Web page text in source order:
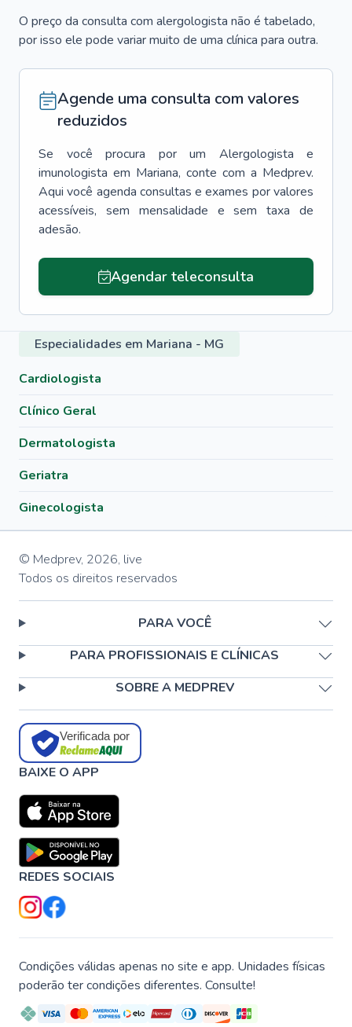
O preço da consulta com alergologista não é tabelado,
por isso ele pode variar muito de uma clínica para outra.
Agende uma consulta com valores
reduzidos
Se você procura por um
Alergologista e
imunologista em Mariana, conte com a Medprev.
Aqui você agenda consultas e exames por valores
acessíveis, sem mensalidade e sem taxa de
adesão.
Agendar teleconsulta
Especialidades em Mariana - MG
Cardiologista
Clínico Geral
Dermatologista
Geriatra
Ginecologista
© Medprev, 2026, live
Todos os direitos reservados
PARA VOCÊ
PARA PROFISSIONAIS E CLÍNICAS
SOBRE A MEDPREV
Verificada por
BAIXE O APP
REDES SOCIAIS
Condições válidas apenas no site e app. Unidades físicas
poderão ter condições diferentes. Consulte!